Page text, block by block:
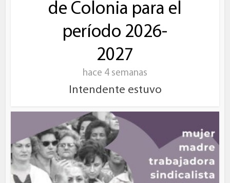
de Colonia para el
período 2026-
2027
hace 4 semanas
Intendente estuvo